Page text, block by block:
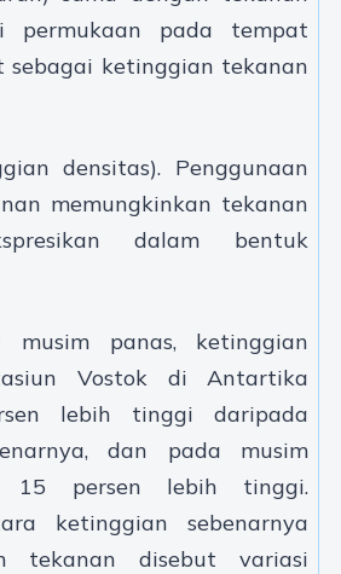
permukaan pada tempat
sebagai ketinggian tekanan
densitas). Penggunaan
memungkinkan tekanan
dalam bentuk
musim panas, ketinggian
Vostok di Antartika
lebih tinggi daripada
dan pada musim
15 persen lebih tinggi.
ketinggian sebenarnya
tekanan disebut variasi